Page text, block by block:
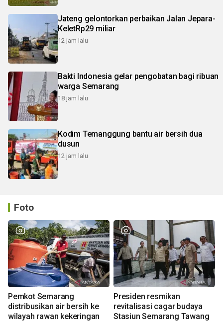
Jateng gelontorkan perbaikan Jalan Jepara-
KeletRp29 miliar
12 jam lalu
Bakti Indonesia gelar pengobatan bagi ribuan
warga Semarang
18 jam lalu
Kodim Temanggung bantu air bersih dua
dusun
12 jam lalu
Foto
Pemkot Semarang
distribusikan air bersih ke
wilayah rawan kekeringan
Presiden resmikan
revitalisasi cagar budaya
Stasiun Semarang Tawang